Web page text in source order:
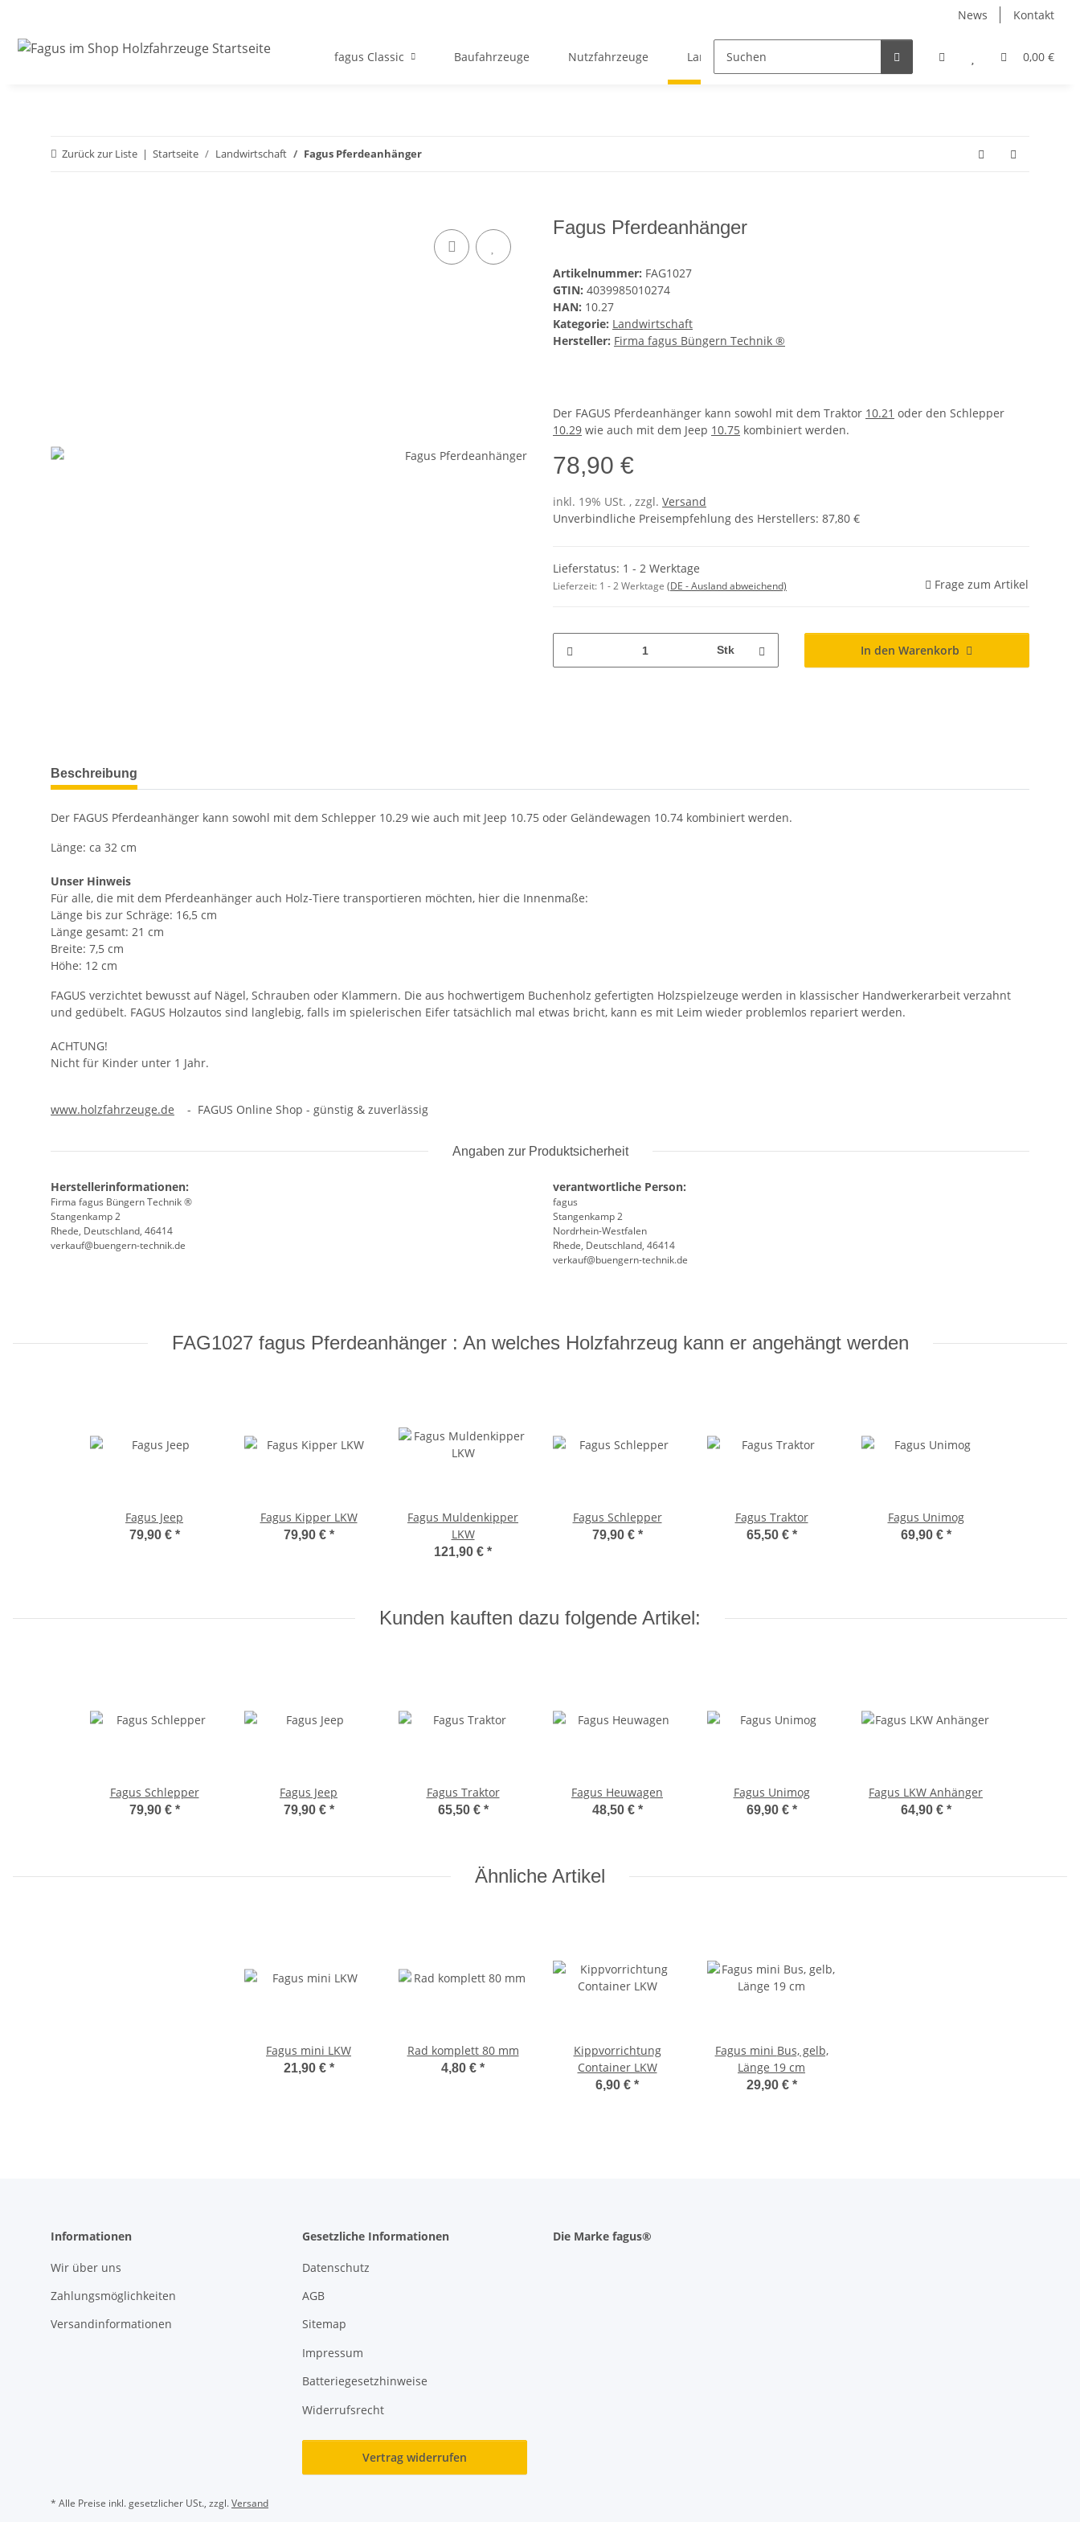
News Kontakt
0,00 €
fagus Classic Baufahrzeuge Nutzfahrzeuge Landwirtschaft Sets & Angebote
Zurück zur Liste Startseite Landwirtschaft Fagus Pferdeanhänger
Fagus Pferdeanhänger
Artikelnummer: FAG1027
GTIN: 4039985010274
HAN: 10.27
Kategorie: Landwirtschaft
Hersteller: Firma fagus Büngern Technik ®
Der FAGUS Pferdeanhänger kann sowohl mit dem Traktor 10.21 oder den Schlepper
10.29 wie auch mit dem Jeep 10.75 kombiniert werden.
78,90 €
inkl. 19% USt. , zzgl. Versand
Unverbindliche Preisempfehlung des Herstellers: 87,80 €
Lieferstatus: 1 - 2 Werktage
Lieferzeit: 1 - 2 Werktage (DE - Ausland abweichend) Frage zum Artikel
Stk In den Warenkorb
weitere Registerkarten anzeigen
Beschreibung
Der FAGUS Pferdeanhänger kann sowohl mit dem Schlepper 10.29 wie auch mit Jeep 10.75 oder Geländewagen 10.74 kombiniert werden.
Länge: ca 32 cm
Unser Hinweis
Für alle, die mit dem Pferdeanhänger auch Holz-Tiere transportieren möchten, hier die Innenmaße:
Länge bis zur Schräge: 16,5 cm
Länge gesamt: 21 cm
Breite: 7,5 cm
Höhe: 12 cm
FAGUS verzichtet bewusst auf Nägel, Schrauben oder Klammern. Die aus hochwertigem Buchenholz gefertigten Holzspielzeuge werden in klassischer Handwerkerarbeit verzahnt
und gedübelt. FAGUS Holzautos sind langlebig, falls im spielerischen Eifer tatsächlich mal etwas bricht, kann es mit Leim wieder problemlos repariert werden.
ACHTUNG!
Nicht für Kinder unter 1 Jahr.
www.holzfahrzeuge.de - FAGUS Online Shop - günstig & zuverlässig
Angaben zur Produktsicherheit
Herstellerinformationen:
Firma fagus Büngern Technik ®
Stangenkamp 2
Rhede, Deutschland, 46414
verkauf@buengern-technik.de
verantwortliche Person:
fagus
Stangenkamp 2
Nordrhein-Westfalen
Rhede, Deutschland, 46414
verkauf@buengern-technik.de
FAG1027 fagus Pferdeanhänger : An welches Holzfahrzeug kann er angehängt werden
Fagus Jeep
79,90 € *
Fagus Kipper LKW
79,90 € *
Fagus Muldenkipper
LKW
121,90 € *
Fagus Schlepper
79,90 € *
Fagus Traktor
65,50 € *
Fagus Unimog
69,90 € *
Kunden kauften dazu folgende Artikel:
Fagus Schlepper
79,90 € *
Fagus Jeep
79,90 € *
Fagus Traktor
65,50 € *
Fagus Heuwagen
48,50 € *
Fagus Unimog
69,90 € *
Fagus LKW Anhänger
64,90 € *
Ähnliche Artikel
Fagus mini LKW
21,90 € *
Rad komplett 80 mm
4,80 € *
Kippvorrichtung
Container LKW
6,90 € *
Fagus mini Bus, gelb,
Länge 19 cm
29,90 € *
Informationen
Wir über uns
Zahlungsmöglichkeiten
Versandinformationen
Gesetzliche Informationen
Datenschutz
AGB
Sitemap
Impressum
Batteriegesetzhinweise
Widerrufsrecht
Vertrag widerrufen
Die Marke fagus®
* Alle Preise inkl. gesetzlicher USt., zzgl.Versand